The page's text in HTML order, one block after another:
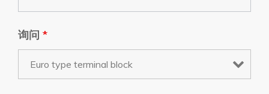
询问 *